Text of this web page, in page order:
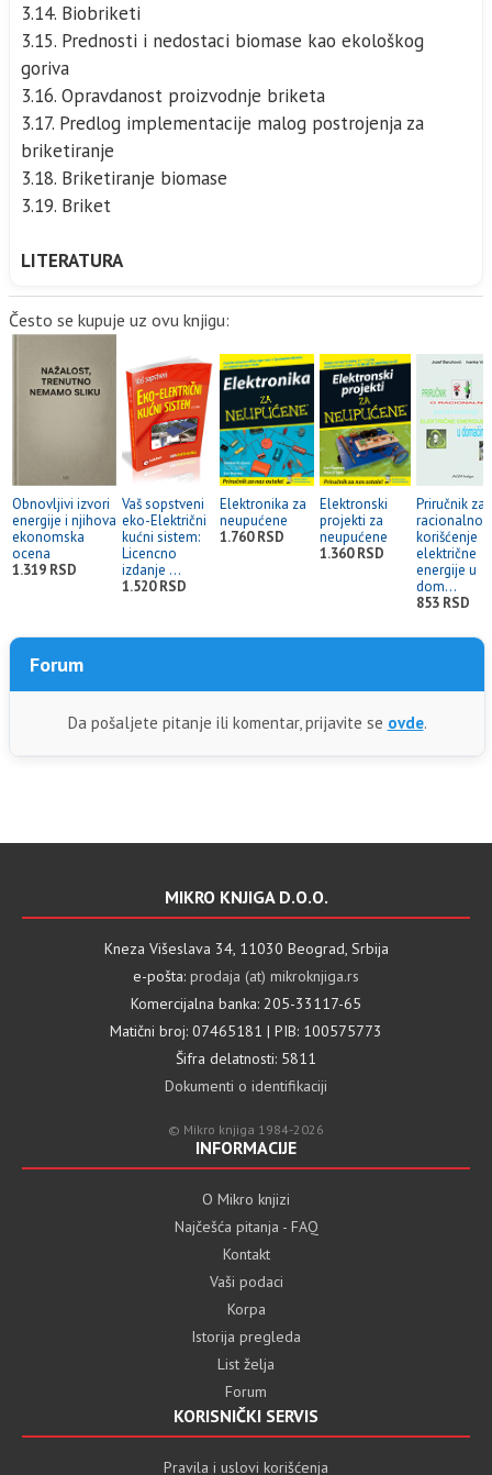
3.14. Biobriketi
3.15. Prednosti i nedostaci biomase kao ekološkog
goriva
3.16. Opravdanost proizvodnje briketa
3.17. Predlog implementacije malog postrojenja za
briketiranje
3.18. Briketiranje biomase
3.19. Briket
LITERATURA
Često se kupuje uz ovu knjigu:
Obnovljivi izvori
energije i njihova
ekonomska
ocena
1.319 RSD
Vaš sopstveni
eko-Električni
kućni sistem:
Licencno
izdanje ...
1.520 RSD
Elektronika za
neupućene
1.760 RSD
Elektronski
projekti za
neupućene
1.360 RSD
Priručnik za
racionalno
korišćenje
električne
energije u
dom...
853 RSD
Forum
Da pošaljete pitanje ili komentar, prijavite se ovde.
MIKRO KNJIGA D.O.O.
Kneza Višeslava 34, 11030 Beograd, Srbija
e-pošta: prodaja (at) mikroknjiga.rs
Komercijalna banka: 205-33117-65
Matični broj: 07465181 | PIB: 100575773
Šifra delatnosti: 5811
Dokumenti o identifikaciji
© Mikro knjiga 1984-2026
INFORMACIJE
O Mikro knjizi
Najčešća pitanja - FAQ
Kontakt
Vaši podaci
Korpa
Istorija pregleda
List želja
Forum
KORISNIČKI SERVIS
Pravila i uslovi korišćenja